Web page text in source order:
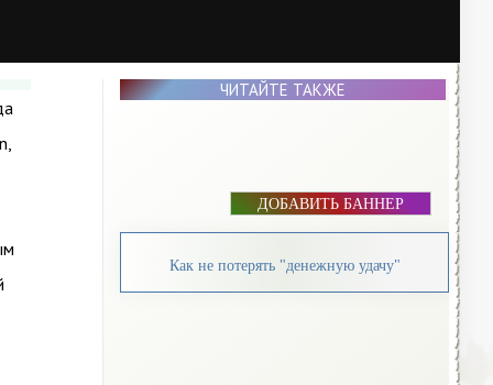
ЧИТАЙТЕ ТАКЖЕ
ДОБАВИТЬ БАННЕР
Как не потерять "денежную удачу"